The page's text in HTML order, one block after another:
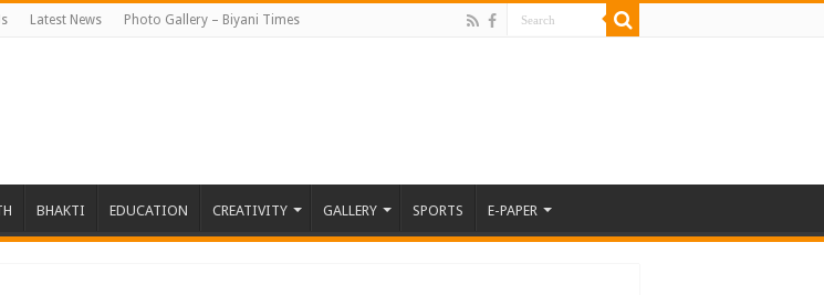
Latest News Photo Gallery – Biyani Times
BHAKTI EDUCATION CREATIVITY GALLERY SPORTS E-PAPER